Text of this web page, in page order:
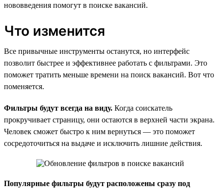
нововведения помогут в поиске вакансий.
Что изменится
Все привычные инструменты останутся, но интерфейс
позволит быстрее и эффективнее работать с фильтрами. Это
поможет тратить меньше времени на поиск вакансий. Вот что
поменяется.
Фильтры будут всегда на виду. Когда соискатель
прокручивает страницу, они остаются в верхней части экрана.
Человек сможет быстро к ним вернуться — это поможет
сосредоточиться на выдаче и исключить лишние действия.
Популярные фильтры будут расположены сразу под